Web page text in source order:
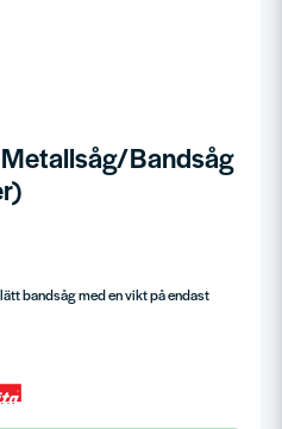
Bandsåg
bandsåg med en vikt på endast